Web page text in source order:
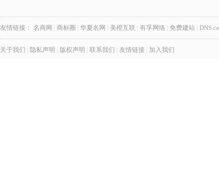
友情链接： 名商网 | 商标圈 | 华夏名网 | 美橙互联 | 有孚网络 | 免费建站 |
关于我们 | 隐私声明 | 版权声明 | 联系我们 | 友情链接 | 加入我们